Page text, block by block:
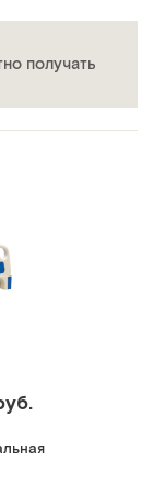
получать